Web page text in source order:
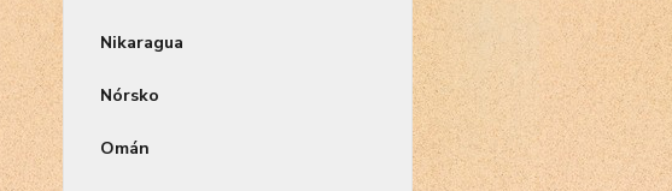
Nikaragua
Nórsko
Omán